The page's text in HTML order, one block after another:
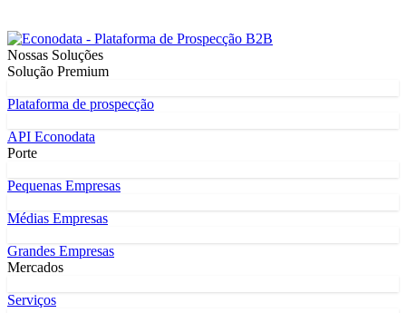
Nossas Soluções
Solução Premium
Plataforma de prospecção
API Econodata
Porte
Pequenas Empresas
Médias Empresas
Grandes Empresas
Mercados
Serviços